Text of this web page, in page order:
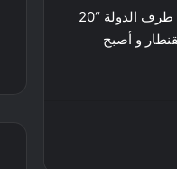
كما أشار الأخير، إلى أن السعر المرجعي هو السعر الذي تقاس عليه نسبة دعم الأسمدة المقدمة من طرف الدولة “20
“السعر المرجعي للأسمدة الازوتية كان 3900 دينار للقنطار و أصبح